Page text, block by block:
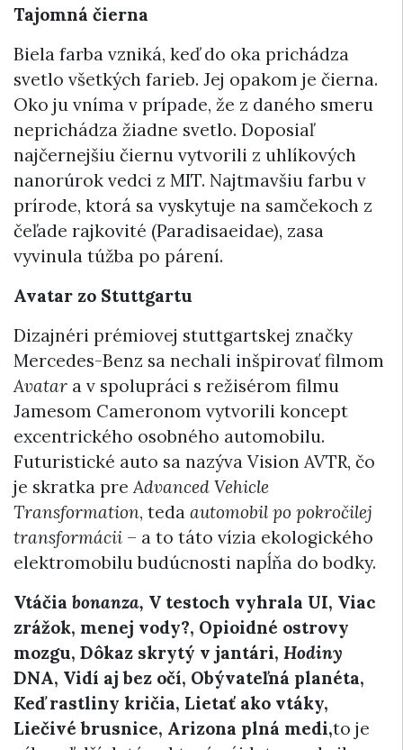
Tajomná čierna
Biela farba vzniká, keď do oka prichádza
svetlo všetkých farieb. Jej opakom je čierna.
Oko ju vníma v prípade, že z daného smeru
neprichádza žiadne svetlo. Doposiaľ
najčernejšiu čiernu vytvorili z uhlíkových
nanorúrok vedci z MIT. Najtmavšiu farbu v
prírode, ktorá sa vyskytuje na samčekoch z
čeľade rajkovité (Paradisaeidae), zasa
vyvinula túžba po párení.
Avatar zo Stuttgartu
Dizajnéri prémiovej stuttgartskej značky
Mercedes-Benz sa nechali inšpirovať filmom
Avatar a v spolupráci s režisérom filmu
Jamesom Cameronom vytvorili koncept
excentrického osobného automobilu.
Futuristické auto sa nazýva Vision AVTR, čo
je skratka preAdvanced Vehicle
Transformation, teda automobil po pokročilej
transformácii – a to táto vízia ekologického
elektromobilu budúcnosti napĺňa do bodky.
Vtáčia bonanza, V testoch vyhrala UI, Viac
zrážok, menej vody?, Opioidné ostrovy
mozgu, Dôkaz skrytý v jantári, Hodiny
DNA, Vidí aj bez očí, Obývateľná planéta,
Keď rastliny kričia, Lietať ako vtáky,
Liečivé brusnice, Arizona plná medi,to je